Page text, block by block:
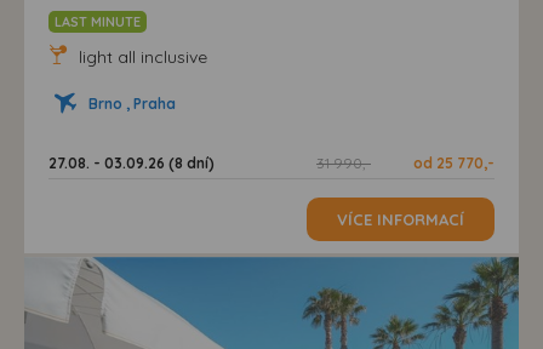
LAST MINUTE
light all inclusive
Brno , Praha
27.08. - 03.09.26 (8 dní) 31 990,- od 25 770,-
VÍCE INFORMACÍ